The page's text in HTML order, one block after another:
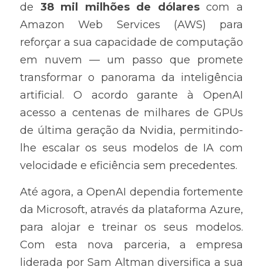
de 38 mil milhões de dólares com a
Amazon Web Services (AWS) para
reforçar a sua capacidade de computação
em nuvem — um passo que promete
transformar o panorama da inteligência
artificial. O acordo garante à OpenAI
acesso a centenas de milhares de GPUs
de última geração da Nvidia, permitindo-
lhe escalar os seus modelos de IA com
velocidade e eficiência sem precedentes.
Até agora, a OpenAI dependia fortemente
da Microsoft, através da plataforma Azure,
para alojar e treinar os seus modelos.
Com esta nova parceria, a empresa
liderada por Sam Altman diversifica a sua